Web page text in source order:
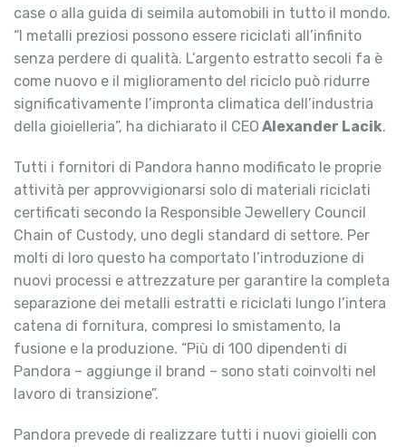
case o alla guida di seimila automobili in tutto il mondo.
“I metalli preziosi possono essere riciclati all’infinito
senza perdere di qualità. L’argento estratto secoli fa è
come nuovo e il miglioramento del riciclo può ridurre
significativamente l’impronta climatica dell’industria
della gioielleria”, ha dichiarato il CEO Alexander Lacik.
Tutti i fornitori di Pandora hanno modificato le proprie
attività per approvvigionarsi solo di materiali riciclati
certificati secondo la Responsible Jewellery Council
Chain of Custody, uno degli standard di settore. Per
molti di loro questo ha comportato l’introduzione di
nuovi processi e attrezzature per garantire la completa
separazione dei metalli estratti e riciclati lungo l’intera
catena di fornitura, compresi lo smistamento, la
fusione e la produzione. “Più di 100 dipendenti di
Pandora – aggiunge il brand – sono stati coinvolti nel
lavoro di transizione”.
Pandora prevede di realizzare tutti i nuovi gioielli con